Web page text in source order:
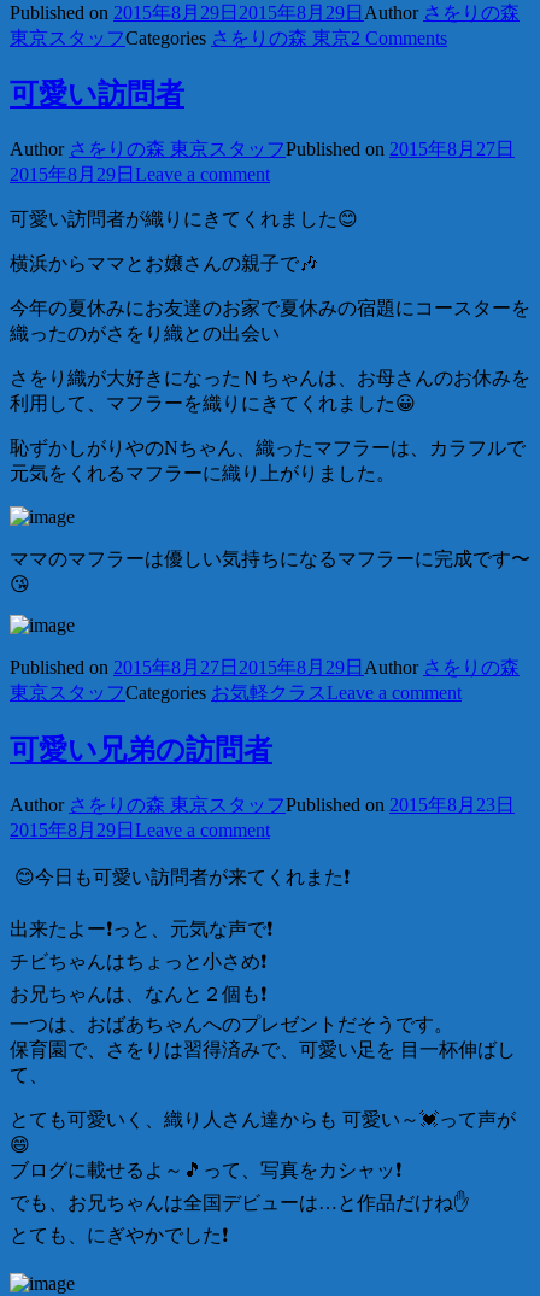
Published on 2015年8月29日 2015年8月29日 Author さをりの森
東京スタッフCategories さをりの森 東京2 Comments
可愛い訪問者
Author さをりの森 東京スタッフPublished on 2015年8月27日
2015年8月29日 Leave a comment
可愛い訪問者が織りにきてくれました😊
横浜からママとお嬢さんの親子で🎶
今年の夏休みにお友達のお家で夏休みの宿題にコースターを
織ったのがさをり織との出会い
さをり織が大好きになったＮちゃんは、お母さんのお休みを
利用して、マフラーを織りにきてくれました😀
恥ずかしがりやのNちゃん、織ったマフラーは、カラフルで
元気をくれるマフラーに織り上がりました。
ママのマフラーは優しい気持ちになるマフラーに完成です〜
😘
Published on 2015年8月27日 2015年8月29日 Author さをりの森
東京スタッフCategories お気軽クラスLeave a comment
可愛い兄弟の訪問者
Author さをりの森 東京スタッフPublished on 2015年8月23日
2015年8月29日 Leave a comment
😊今日も可愛い訪問者が来てくれまた❗️
出来たよー❗っと、元気な声で❗️
チビちゃんはちょっと小さめ❗
お兄ちゃんは、なんと２個も❗
一つは、おばあちゃんへのプレゼントだそうです。
保育園で、さをりは習得済みで、可愛い足を 目一杯伸ばし
て、
とても可愛いく、織り人さん達からも 可愛い～💓って声が
😄
ブログに載せるよ～🎵って、写真をカシャッ❗
でも、お兄ちゃんは全国デビューは…と作品だけね✋
とても、にぎやかでした❗